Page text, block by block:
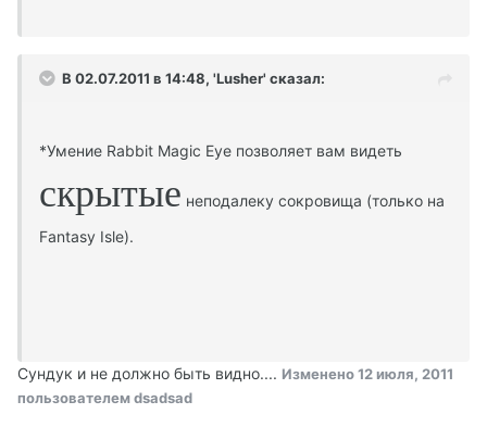
В 02.07.2011 в 14:48, 'Lusher' сказал:
*Умение Rabbit Magic Eye позволяет вам видеть
скрытые неподалеку сокровища (только на
Fantasy Isle).
Сундук и не должно быть видно.... Изменено12 июля, 2011
пользователем dsadsad